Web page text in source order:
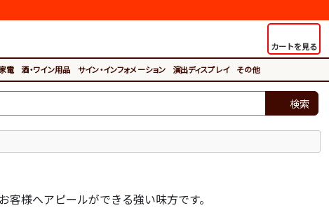
カートを見る
電 酒・ワイン用品 サイン・インフォメーション 演出ディスプレイ その他
検索
様へアピールができる強い味方です。